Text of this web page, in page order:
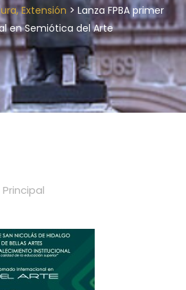
Extensión > Lanza FPBA primer
en Semiótica del Arte
Principal